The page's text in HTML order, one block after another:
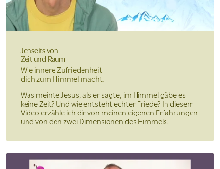
Jenseits von
Zeit und Raum
Wie innere Zufriedenheit
dich zum Himmel macht.
Was meinte Jesus, als er sagte, im Himmel gäbe es
keine Zeit? Und wie entsteht echter Friede? In diesem
Video erzähle ich dir von meinen eigenen Erfahrungen
und von den zwei Dimensionen des Himmels.